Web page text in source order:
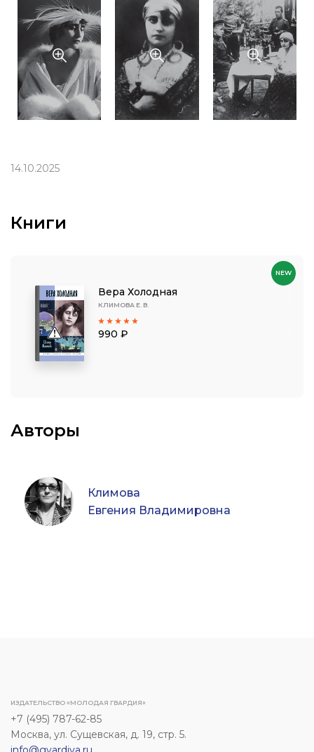
14.10.2025
Книги
Вера Холодная
КЛИМОВА Е. В.
990 ₽
NEW
Авторы
Климова
Евгения Владимировна
ИЗДАТЕЛЬСТВО «МОЛОДАЯ ГВАРДИЯ»
+7 (495) 787-62-85
Москва, ул. Сущевская, д. 19, стр. 5.